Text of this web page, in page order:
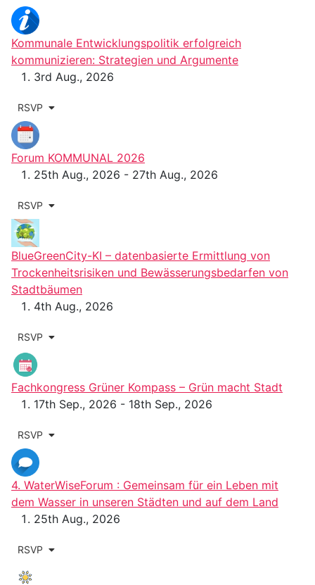
Kommunale Entwicklungspolitik erfolgreich
kommunizieren: Strategien und Argumente
3rd Aug., 2026
RSVP
Forum KOMMUNAL 2026
25th Aug., 2026 - 27th Aug., 2026
RSVP
BlueGreenCity-KI – datenbasierte Ermittlung von
Trockenheitsrisiken und Bewässerungsbedarfen von
Stadtbäumen
4th Aug., 2026
RSVP
Fachkongress Grüner Kompass – Grün macht Stadt
17th Sep., 2026 - 18th Sep., 2026
RSVP
4. WaterWiseForum : Gemeinsam für ein Leben mit
dem Wasser in unseren Städten und auf dem Land
25th Aug., 2026
RSVP